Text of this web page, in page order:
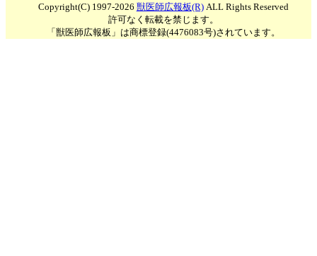
Copyright(C) 1997-2026 獣医師広報板(R)ALL Rights Reserved
許可なく転載を禁じます。
「獣医師広報板」は商標登録(4476083号)されています。